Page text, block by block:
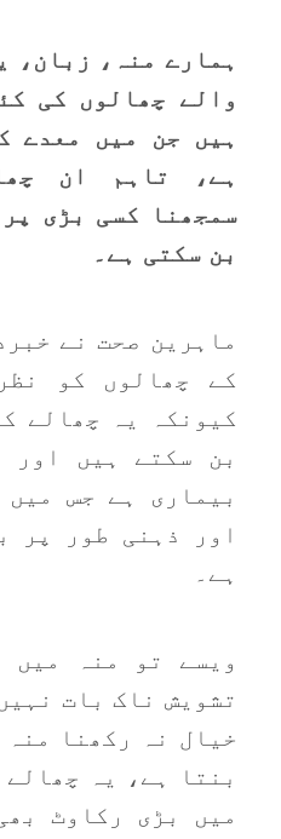
ہمارے منہ، زبان،
والے چھالوں کی
ہیں جن میں معدے
ہے، تاہم ان
سمجھنا کسی بڑی
بن سکتی ہے۔
ماہرین صحت نے
کے چھالوں کو
کیونکہ یہ چھالے
بن سکتے ہیں اور
بیماری ہے جس میں
اور ذہنی طور پر
ہے۔
ویسے تو منہ میں
تشویش ناک بات
خیال نہ رکھنا
بنتا ہے، یہ
میں بڑی رکاوٹ